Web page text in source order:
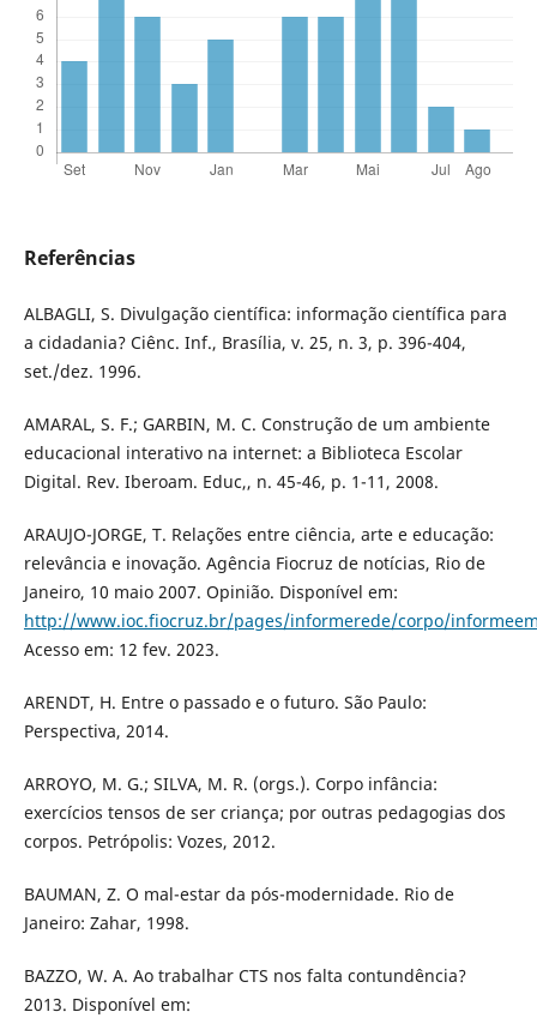
Referências
ALBAGLI, S. Divulgação científica: informação científica para
a cidadania? Ciênc. Inf., Brasília, v. 25, n. 3, p. 396-404,
set./dez. 1996.
AMARAL, S. F.; GARBIN, M. C. Construção de um ambiente
educacional interativo na internet: a Biblioteca Escolar
Digital. Rev. Iberoam. Educ,, n. 45-46, p. 1-11, 2008.
ARAUJO-JORGE, T. Relações entre ciência, arte e educação:
relevância e inovação. Agência Fiocruz de notícias, Rio de
Janeiro, 10 maio 2007. Opinião. Disponível em:
http://www.ioc.fiocruz.br/pages/informerede/corpo/
Acesso em: 12 fev. 2023.
ARENDT, H. Entre o passado e o futuro. São Paulo:
Perspectiva, 2014.
ARROYO, M. G.; SILVA, M. R. (orgs.). Corpo infância:
exercícios tensos de ser criança; por outras pedagogias dos
corpos. Petrópolis: Vozes, 2012.
BAUMAN, Z. O mal-estar da pós-modernidade. Rio de
Janeiro: Zahar, 1998.
BAZZO, W. A. Ao trabalhar CTS nos falta contundência?
2013. Disponível em: